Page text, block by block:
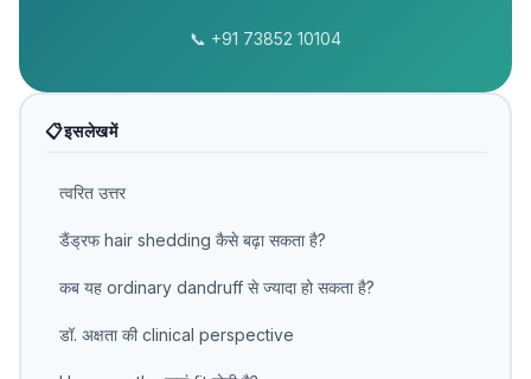
📞 +91 73852 10104
📋 इस लेख में
त्वरित उत्तर
डैंड्रफ hair shedding कैसे बढ़ा सकता है?
कब यह ordinary dandruff से ज्यादा हो सकता है?
डॉ. अक्षता की clinical perspective